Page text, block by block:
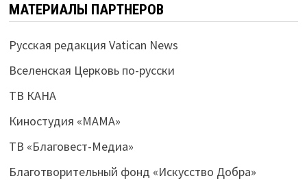
МАТЕРИАЛЫ ПАРТНЕРОВ
Русская редакция Vatican News
Вселенская Церковь по-русски
ТВ КАНА
Киностудия «МАМА»
ТВ «Благовест-Медиа»
Благотворительный фонд «Искусство Добра»